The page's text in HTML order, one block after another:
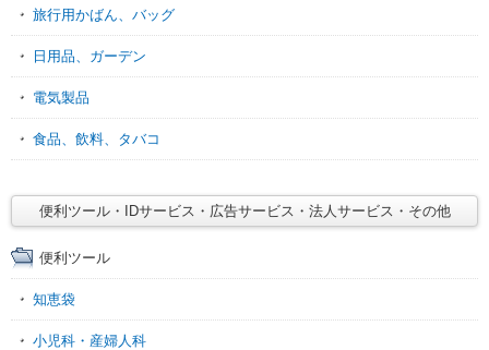
旅行用かばん、バッグ
日用品、ガーデン
電気製品
食品、飲料、タバコ
便利ツール・IDサービス・広告サービス・法人サービス・その他
便利ツール
知恵袋
小児科・産婦人科